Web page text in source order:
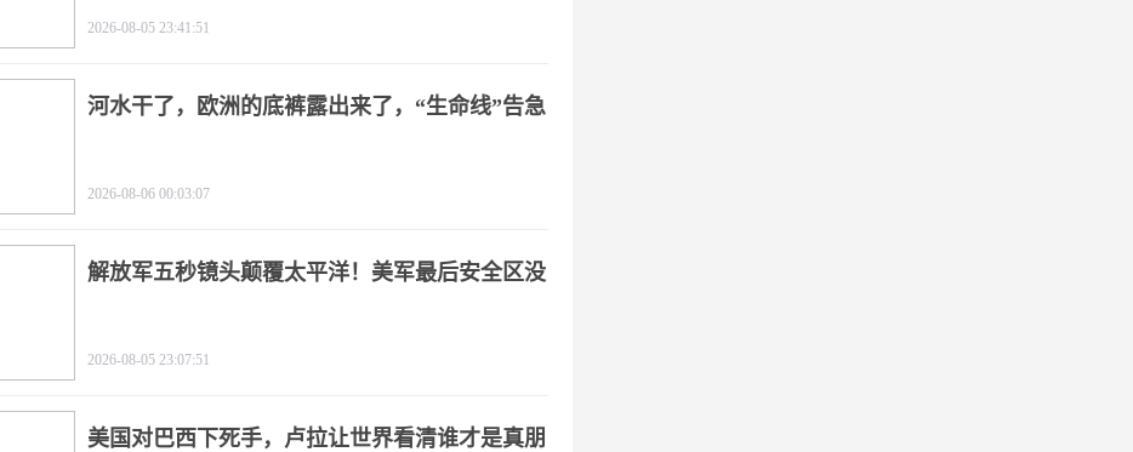
2026-08-05 23:41:51
河水干了，欧洲的底裤露出来了，“生命线”告急
2026-08-06 00:03:07
解放军五秒镜头颠覆太平洋！美军最后安全区没
2026-08-05 23:07:51
美国对巴西下死手，卢拉让世界看清谁才是真朋